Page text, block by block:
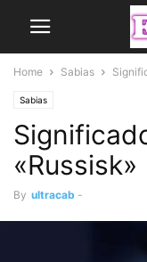
Home Sabias
Sabias
«Russisk»
By ultracab -